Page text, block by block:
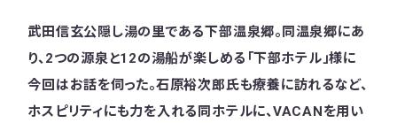
武田信玄公隠し湯の里である下部温泉郷。同温泉郷にあ
り、2つの源泉と12の湯船が楽しめる「下部ホテル」様に
今回はお話を伺った。石原裕次郎氏も療養に訪れるなど、
ホスピリティにも力を入れる同ホテルに、VACANを用い